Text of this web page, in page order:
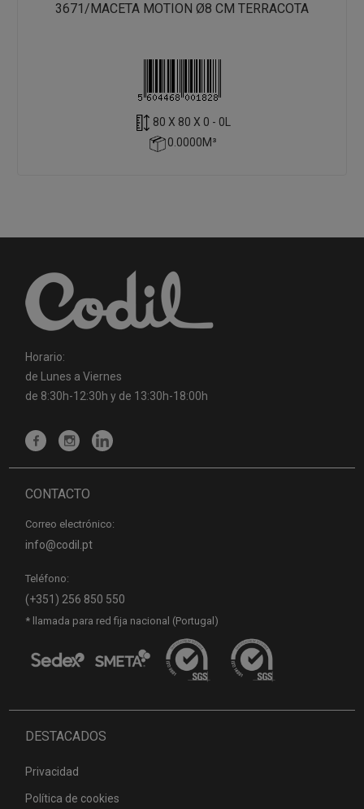
3671/MACETA MOTION Ø8 CM TERRACOTA
80 X 80 X 0 - 0L
0.0000M³
Horario:
de Lunes a Viernes
de 8:30h-12:30h y de 13:30h-18:00h
CONTACTO
Correo electrónico:
info@codil.pt
Teléfono:
(+351) 256 850 550
* llamada para red fija nacional (Portugal)
DESTACADOS
Privacidad
Política de cookies